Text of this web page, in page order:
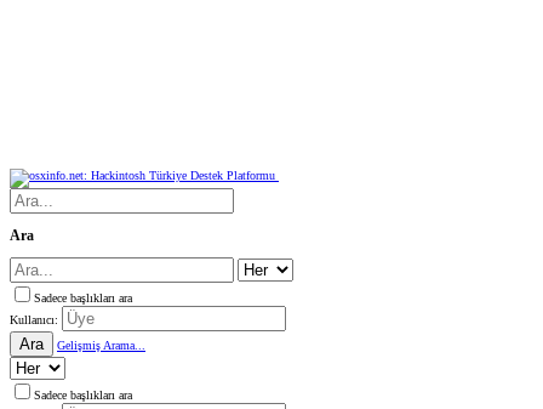
Ara
Sadece başlıkları ara
Kullanıcı:
Ara Gelişmiş Arama...
Sadece başlıkları ara